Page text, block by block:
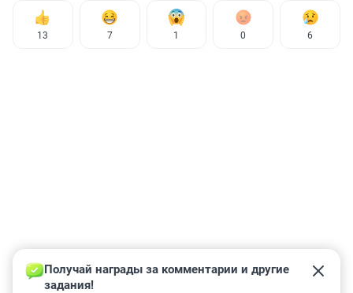
13 7 1 0 6
Получай награды за комментарии и другие
задания!